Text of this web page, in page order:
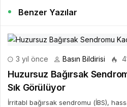
Benzer Yazılar
3 yıl önce Basın Bildirisi
Huzursuz Bağırsak
Sık Görülüyor
İrritabl bağırsak sendromu (İBS),